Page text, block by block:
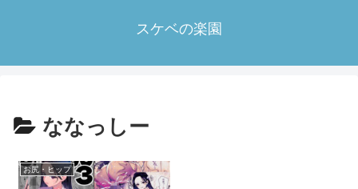
スケベの楽園
ななっしー
お尻・ヒップ